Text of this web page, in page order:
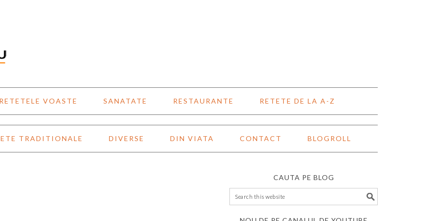
RETETELE VOASTE SANATATE RESTAURANTE RETETE DE LA A-Z
TRADITIONALE DIVERSE DIN VIATA CONTACT BLOGROLL
CAUTA PE BLOG